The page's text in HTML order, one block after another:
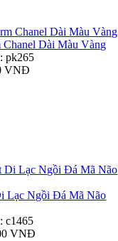
Chanel Dài Màu Vàng
pk265
VNĐ
Lạc Ngồi Đá Mã Não
c1465
VNĐ